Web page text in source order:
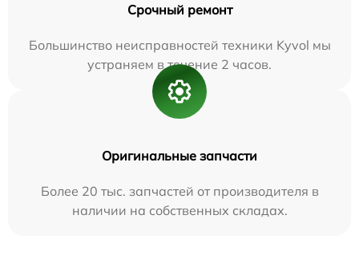
Срочный ремонт
Большинство неисправностей техники Kyvol мы
устраняем в течение 2 часов.
Оригинальные запчасти
Более 20 тыс. запчастей от производителя в
наличии на собственных складах.